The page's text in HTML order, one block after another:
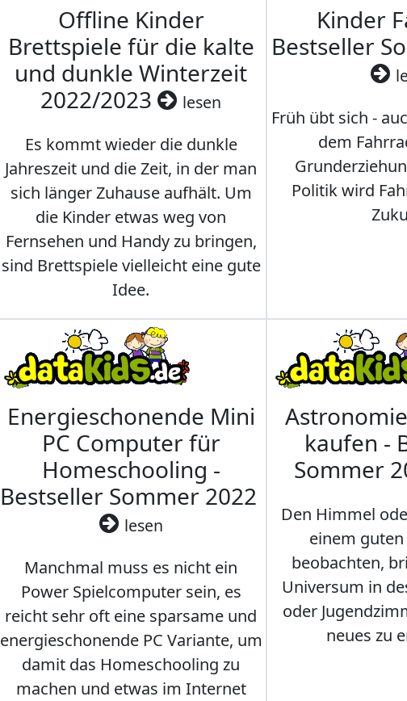
Offline Kinder
Brettspiele für die kalte
und dunkle Winterzeit
2022/2023
lesen
Es kommt wieder die dunkle
Jahreszeit und die Zeit, in der man
sich länger Zuhause aufhält. Um
die Kinder etwas weg von
Fernsehen und Handy zu bringen,
sind Brettspiele vielleicht eine gute
Idee.
Kinder
Bestseller
Früh übt sich -
dem
Politik wird
Energieschonende Mini
PC Computer für
Homeschooling -
Bestseller Sommer 2022
lesen
Manchmal muss es nicht ein
Power Spielcomputer sein, es
reicht sehr oft eine sparsame und
energieschonende PC Variante, um
damit das Homeschooling zu
machen und etwas im Internet
kaufen -
Sommer
Den Himmel
einem guten
beobachten,
Universum in
oder
neues zu